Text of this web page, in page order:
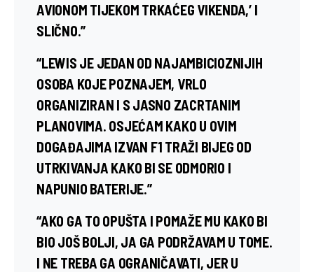
AVIONOM TIJEKOM TRKAĆEG VIKENDA,’ I
SLIČNO.”
“LEWIS JE JEDAN OD NAJAMBICIOZNIJIH
OSOBA KOJE POZNAJEM, VRLO
ORGANIZIRAN I S JASNO ZACRTANIM
PLANOVIMA. OSJEĆAM KAKO U OVIM
DOGAĐAJIMA IZVAN F1 TRAŽI BIJEG OD
UTRKIVANJA KAKO BI SE ODMORIO I
NAPUNIO BATERIJE.”
“AKO GA TO OPUŠTA I POMAŽE MU KAKO BI
BIO JOŠ BOLJI, JA GA PODRŽAVAM U TOME.
I NE TREBA GA OGRANIČAVATI, JER U